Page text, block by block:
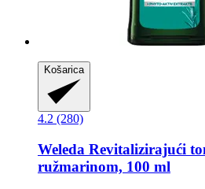
Košarica
4.2 (280)
Weleda Revitalizirajući
ružmarinom, 100 ml